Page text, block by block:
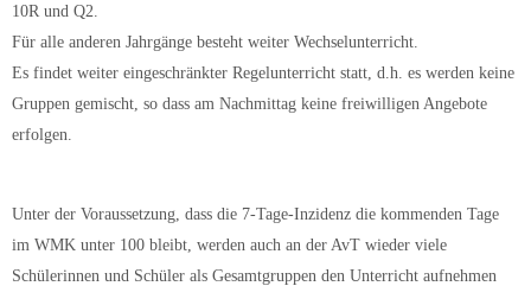
10R und Q2.
Für alle anderen Jahrgänge besteht weiter Wechselunterricht.
Es findet weiter eingeschränkter Regelunterricht statt, d.h. es werden keine
Gruppen gemischt, so dass am Nachmittag keine freiwilligen Angebote
erfolgen.
Unter der Voraussetzung, dass die 7-Tage-Inzidenz die kommenden Tage
im WMK unter 100 bleibt, werden auch an der AvT wieder viele
Schülerinnen und Schüler als Gesamtgruppen den Unterricht aufnehmen